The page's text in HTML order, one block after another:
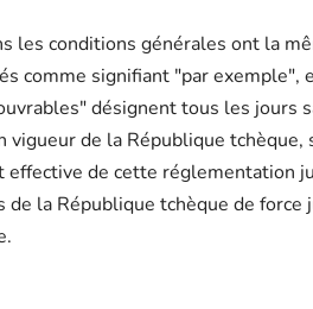
les conditions générales ont la
comme signifiant "par exemple",
désignent tous les jours
de la République tchèque,
effective de cette réglementation
la République tchèque de force